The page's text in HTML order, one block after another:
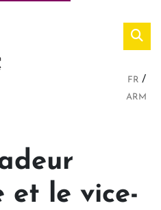
FR
ARM
et le vice-